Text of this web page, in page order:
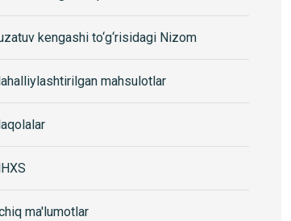
kengashi to‘g‘risidagi Nizom
mahsulotlar
ma'lumotlar